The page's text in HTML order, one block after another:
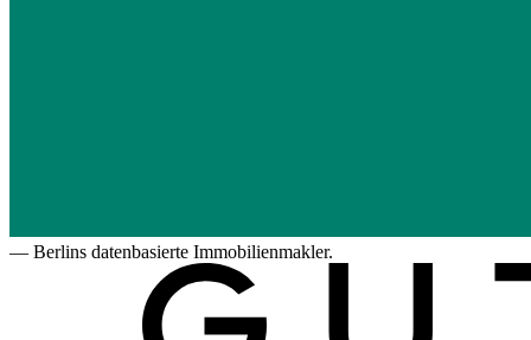
— Berlins datenbasierte Immobilienmakler.